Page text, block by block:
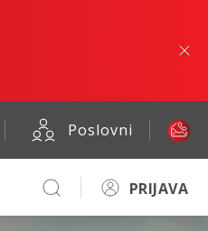
Poslovni
PRIJAVA